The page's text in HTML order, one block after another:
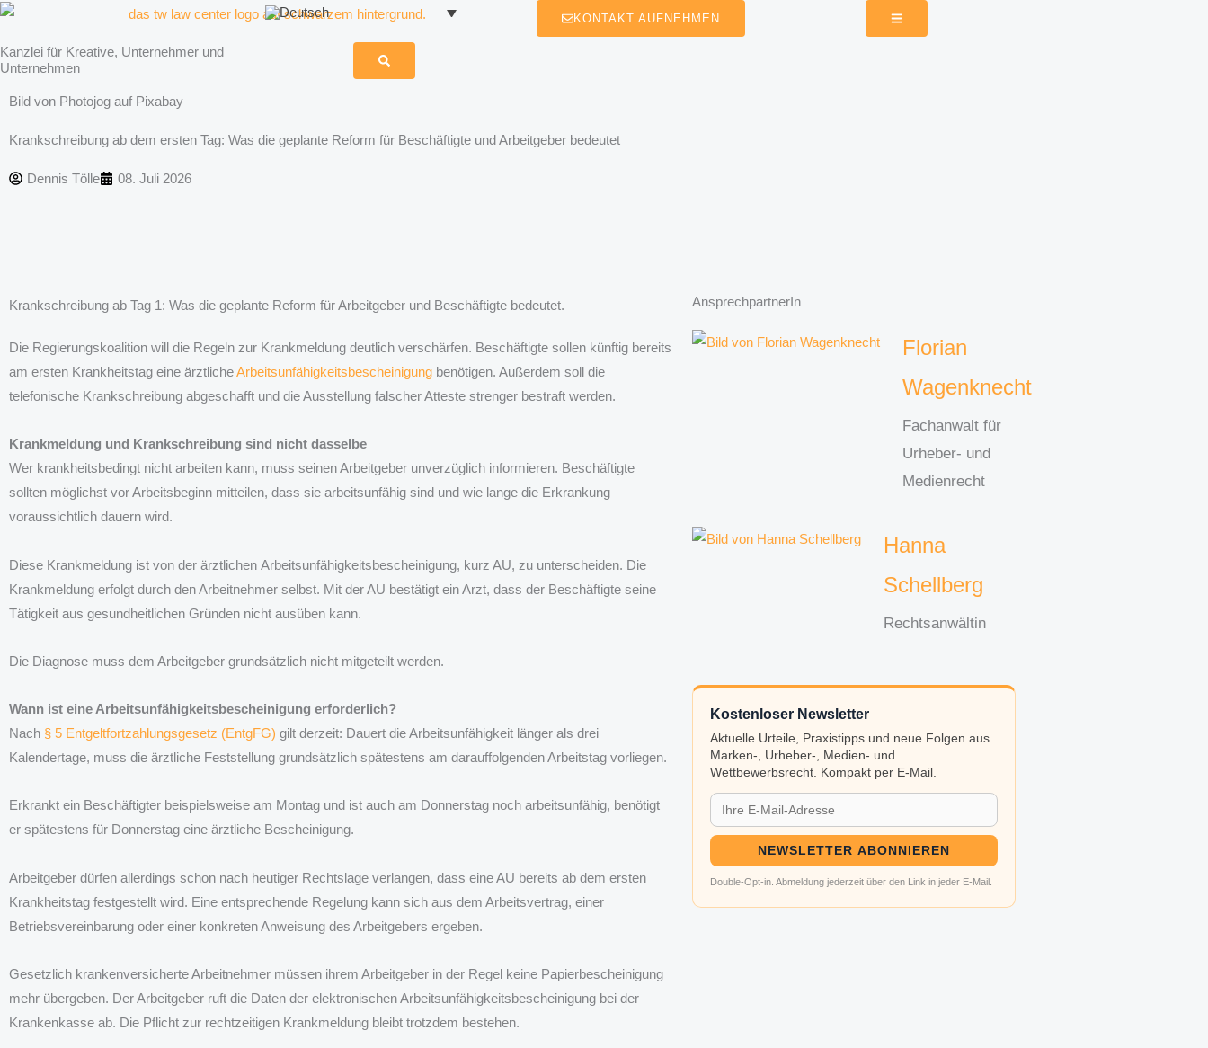
Zum
springen
Kanzlei für Kreative, Unternehmer und
Unternehmen
KONTAKT AUFNEHMEN
Bild von Photojog auf Pixabay
Krankschreibung ab dem ersten Tag: Was die geplante Reform für Beschäftigte und Arbeitgeber bedeutet
Dennis Tölle 08. Juli 2026
Krankschreibung ab Tag 1: Was die geplante Reform für Arbeitgeber und Beschäftigte bedeutet.
Die Regierungskoalition will die Regeln zur Krankmeldung deutlich verschärfen. Beschäftigte sollen künftig bereits
am ersten Krankheitstag eine ärztlicheArbeitsunfähigkeitsbescheinigung benötigen. Außerdem soll die
telefonische Krankschreibung abgeschafft und die Ausstellung falscher Atteste strenger bestraft werden.
Krankmeldung und Krankschreibung sind nicht dasselbe
Wer krankheitsbedingt nicht arbeiten kann, muss seinen Arbeitgeber unverzüglich informieren. Beschäftigte
sollten möglichst vor Arbeitsbeginn mitteilen, dass sie arbeitsunfähig sind und wie lange die Erkrankung
voraussichtlich dauern wird.
Diese Krankmeldung ist von der ärztlichen Arbeitsunfähigkeitsbescheinigung, kurz AU, zu unterscheiden. Die
Krankmeldung erfolgt durch den Arbeitnehmer selbst. Mit der AU bestätigt ein Arzt, dass der Beschäftigte seine
Tätigkeit aus gesundheitlichen Gründen nicht ausüben kann.
Die Diagnose muss dem Arbeitgeber grundsätzlich nicht mitgeteilt werden.
Wann ist eine Arbeitsunfähigkeitsbescheinigung erforderlich?
Nach § 5 Entgeltfortzahlungsgesetz (EntgFG) gilt derzeit: Dauert die Arbeitsunfähigkeit länger als drei
Kalendertage, muss die ärztliche Feststellung grundsätzlich spätestens am darauffolgenden Arbeitstag vorliegen.
Erkrankt ein Beschäftigter beispielsweise am Montag und ist auch am Donnerstag noch arbeitsunfähig, benötigt
er spätestens für Donnerstag eine ärztliche Bescheinigung.
Arbeitgeber dürfen allerdings schon nach heutiger Rechtslage verlangen, dass eine AU bereits ab dem ersten
Krankheitstag festgestellt wird. Eine entsprechende Regelung kann sich aus dem Arbeitsvertrag, einer
Betriebsvereinbarung oder einer konkreten Anweisung des Arbeitgebers ergeben.
Gesetzlich krankenversicherte Arbeitnehmer müssen ihrem Arbeitgeber in der Regel keine Papierbescheinigung
mehr übergeben. Der Arbeitgeber ruft die Daten der elektronischen Arbeitsunfähigkeitsbescheinigung bei der
Krankenkasse ab. Die Pflicht zur rechtzeitigen Krankmeldung bleibt trotzdem bestehen.
AnsprechpartnerIn
Florian
Wagenknecht
Fachanwalt für
Urheber- und
Medienrecht
Hanna
Schellberg
Rechtsanwältin
Kostenloser Newsletter
Aktuelle Urteile, Praxistipps und neue Folgen aus
Marken-, Urheber-, Medien- und
Wettbewerbsrecht. Kompakt per E-Mail.
NEWSLETTER ABONNIEREN
Double-Opt-in. Abmeldung jederzeit über den Link in jeder E-Mail.